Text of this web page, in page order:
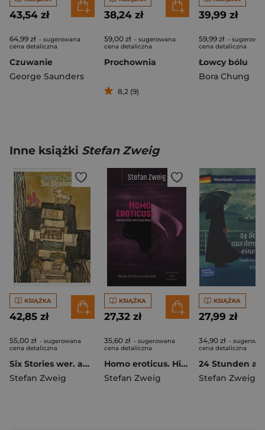
43,54 zł
64,99 zł - sugerowana
cena detaliczna
Czuwanie
George Saunders
38,24 zł
59,00 zł - sugerowana
cena detaliczna
Prochownia
8,2 (9)
39,99 zł
59,99 zł -
cena detaliczna
Łowcy bólu
Bora Chung
Inne książki Stefan Zweig
KSIĄŻKA
42,85 zł
55,00 zł - sugerowana
cena detaliczna
Six Stories wer. angielska
Stefan Zweig
KSIĄŻKA
27,32 zł
35,60 zł - sugerowana
cena detaliczna
Homo eroticus. Historia Giacomo Casanovy wyd. 2
Stefan Zweig
KSIĄŻKA
27,99 zł
34,90 zł -
cena detaliczna
Stefan Zweig